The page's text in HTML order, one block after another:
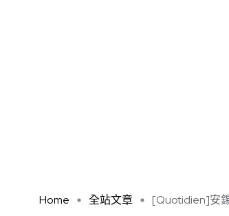
Home 全站文章 [Quotidien]安